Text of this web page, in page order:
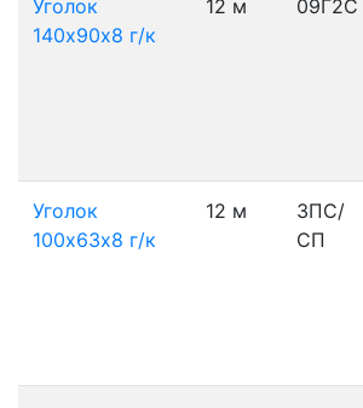
Уголок
140х90х8 г/к
12 м 09Г2С
Уголок
100х63х8 г/к
12 м
3ПС/
СП